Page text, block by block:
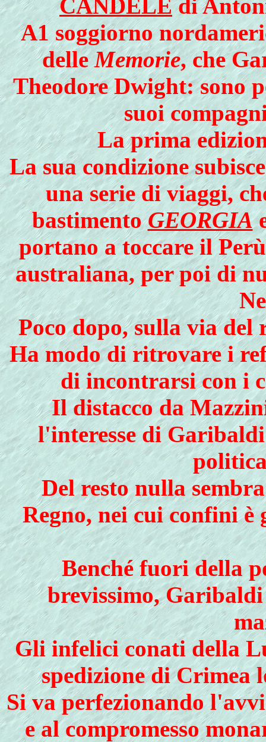
CANDELEdi
A1 soggiorno
delleMemorie, che
Theodore Dwight: sono
suoi
La prima
La sua condizione
una serie di viaggi,
bastimentoGEORGIA
portano a toccare il
australiana, per poi di
Poco dopo, sulla via
Ha modo di ritrovare i
di incontrarsi con i
Il distacco da
l'interesse di
Del resto nulla
Regno, nei cui confini è
Benché fuori della
brevissimo,
Gli infelici conati della
spedizione di Crimea
Si va perfezionando
e al compromesso